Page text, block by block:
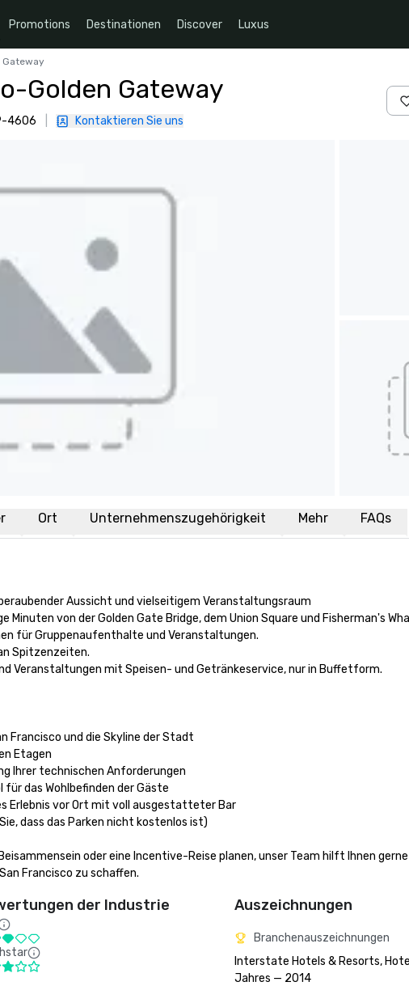
Promotions Destinationen Discover Luxus
Gateway
Golden Gateway
4606 Kontaktieren Sie uns
Ort Unternehmenszugehörigkeit Mehr FAQs
Aussicht und vielseitigem Veranstaltungsraum
Minuten von der Golden Gate Bridge, dem Union Square und Fisherman's
für Gruppenaufenthalte und Veranstaltungen.
Spitzenzeiten.
Veranstaltungen mit Speisen- und Getränkeservice, nur in Buffetform.
Francisco und die Skyline der Stadt
Etagen
Ihrer technischen Anforderungen
das Wohlbefinden der Gäste
Erlebnis vor Ort mit voll ausgestatteter Bar
dass das Parken nicht kostenlos ist)
oder eine Incentive-Reise planen, unser Team hilft Ihnen gerne
Francisco zu schaffen.
der Industrie Auszeichnungen
Branchenauszeichnungen
Interstate Hotels & Resorts,
Jahres — 2014